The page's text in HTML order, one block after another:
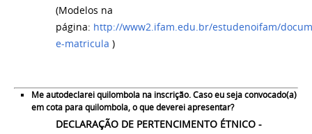
(Modelos na
página: http://www2.ifam.edu.br/estudenoifam/
e-matricula )
Me autodeclarei quilombola na inscrição. Caso eu seja convocado(a)
em cota para quilombola, o que deverei apresentar?
DECLARAÇÃO DE PERTENCIMENTO ÉTNICO -